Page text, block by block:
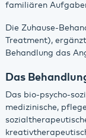
familiären
Die Zuhause-
Treatment),
Behandlung das
Das
Das bio-psycho-
medizinische,